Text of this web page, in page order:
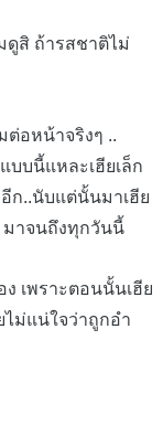
ดูสิ ถ้ารสชาติไม่
หน้าจริงๆ ..
บนี้แหละเฮียเล็ก
ก..นับแต่นั้นมาเฮีย
มาจนถึงทุกวันนี้
เพราะตอนนั้นเฮีย
ม่แน่ใจว่าถูกอำ